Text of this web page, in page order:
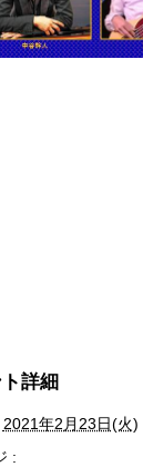
詳細
2021年2月23日(火)
: